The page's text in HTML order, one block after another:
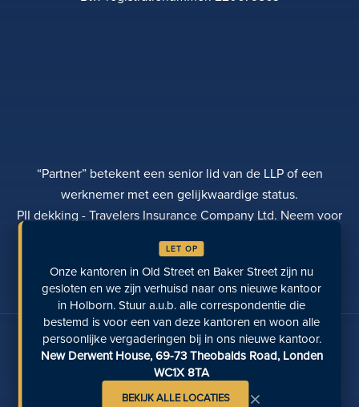
“Partner” betekent een senior lid van de LLP of een
werknemer met een gelijkwaardige status.
PII dekking - Travelers Insurance Company Ltd. Neem voor
PRIVACYBELEID KLACHTEN TRANSPARANTIE
DIVERSITEIT EEN BETALING DOEN LOCATIES
LAATST BEKEKEN PAGINA'S
Praat met ons op sociale media
LET OP
Onze kantoren in Old Street en Baker Street zijn nu
gesloten en we zijn verhuisd naar ons nieuwe kantoor
in Holborn. Stuur a.u.b. alle correspondentie die
bestemd is voor een van deze kantoren en woon alle
persoonlijke vergaderingen bij in ons nieuwe kantoor.
New Derwent House, 69-73 Theobalds Road, Londen
WC1X 8TA
BEKIJK ALLE LOCATIES ×